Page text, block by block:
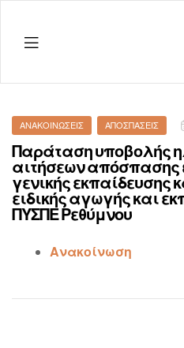
Menu
Categories
ΑΝΑΚΟΙΝΏΣΕΙΣ ΑΠΟΣΠΆΣΕΙΣ
Παράταση υποβολής
αιτήσεων απόσπασης
γενικής εκπαίδευσης
ειδικής αγωγής και
ΠΥΣΠΕ Ρεθύμνου
Ανακοίνωση